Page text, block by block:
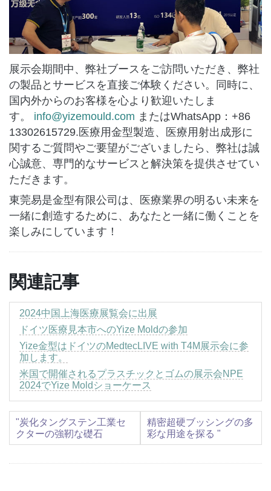
展示会期間中、弊社ブースをご訪問いただき、弊社
の製品とサービスを直接ご体験ください。同時に、
国内外からのお客様を心より歓迎いたしま
す。 info@yizemould.com またはWhatsApp：+86
13302615729.医療用金型製造、医療用射出成形に
関するご質問やご要望がございましたら、弊社は誠
心誠意、専門的なサービスと解決策を提供させてい
ただきます。
東莞易是金型有限公司は、医療業界の明るい未来を
一緒に創造するために、あなたと一緒に働くことを
楽しみにしています！
関連記事
2024中国上海医療展覧会に出展
ドイツ医療見本市へのYize Moldの参加
Yize金型はドイツのMedtecLIVE with T4M展示会に参
加します。
米国で開催されるプラスチックとゴムの展示会NPE
2024でYize Moldショーケース
"炭化タングステン工業セ
クターの強靭な礎石
精密超硬ブッシングの多
彩な用途を探る "